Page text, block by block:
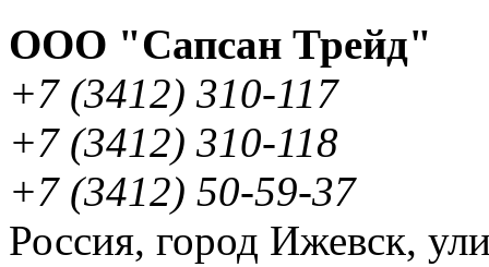
ООО "Сапсан Трейд"
+7 (3412) 310-117
+7 (3412) 310-118
+7 (3412) 50-59-37
Россия, город Ижевск,